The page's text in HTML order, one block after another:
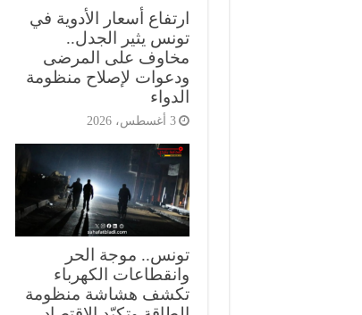
ارتفاع أسعار الأدوية في
تونس يثير الجدل..
مخاوف على المرضى
ودعوات لإصلاح منظومة
الدواء
3 أغسطس، 2026
تونس.. موجة الحر
وانقطاعات الكهرباء
تكشف هشاشة منظومة